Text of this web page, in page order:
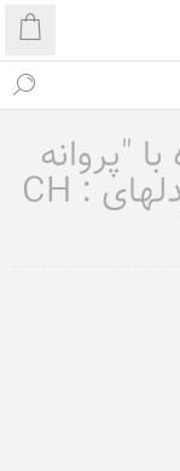
"پروانه
بخاری برقی پارس خزر مدلهای : CH